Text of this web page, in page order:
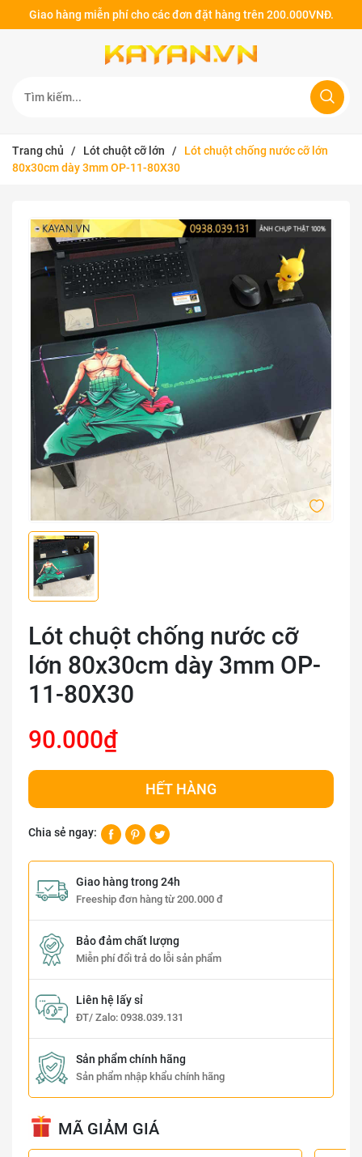
Giao hàng miễn phí cho các đơn đặt hàng trên 200.000VNĐ.
Trang chủ / Lót chuột cỡ lớn /
Lót chuột chống nước cỡ lớn
80x30cm dày 3mm OP-11-80X30
Lót chuột chống nước cỡ
lớn 80x30cm dày 3mm OP-
11-80X30
90.000₫
HẾT HÀNG
Chia sẻ ngay:
Giao hàng trong 24h
Freeship đơn hàng từ 200.000 đ
Bảo đảm chất lượng
Miễn phí đổi trả do lỗi sản phẩm
Liên hệ lấy sỉ
ĐT/ Zalo: 0938.039.131
Sản phẩm chính hãng
Sản phẩm nhập khẩu chính hãng
MÃ GIẢM GIÁ